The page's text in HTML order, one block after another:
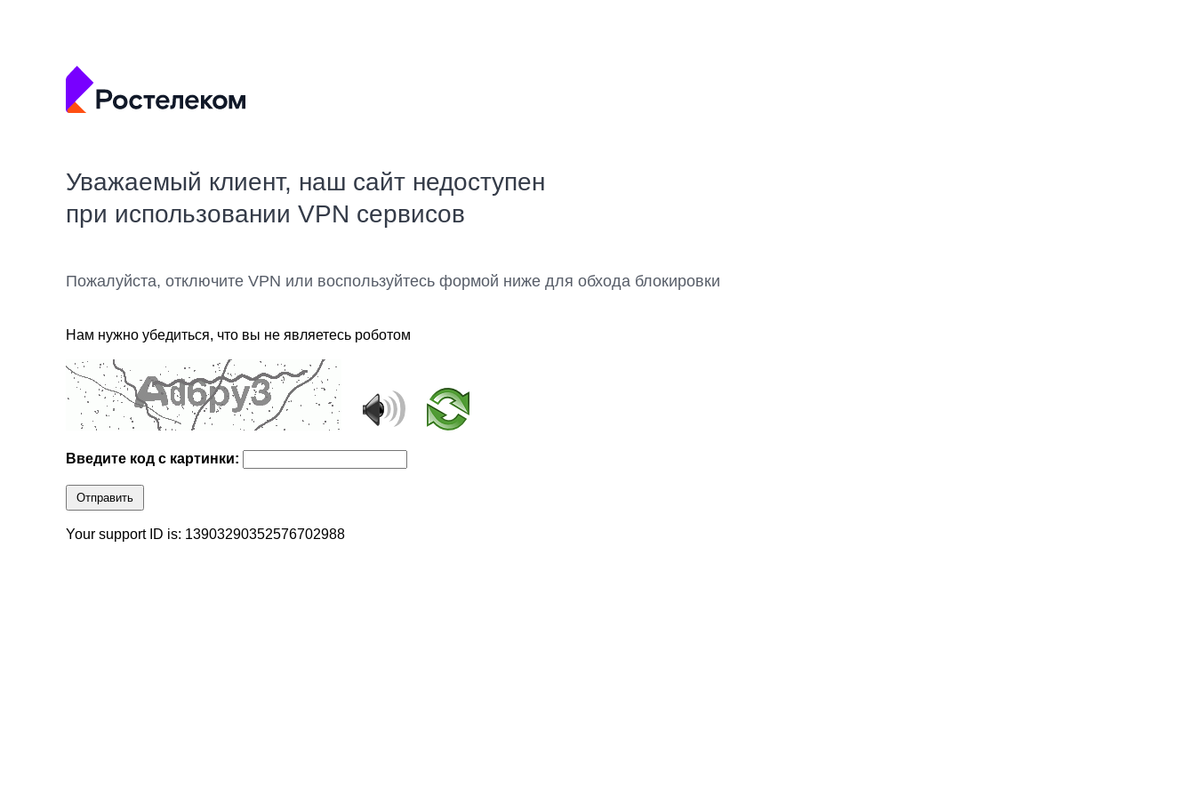
Уважаемый клиент, наш сайт недоступен
при использовании VPN сервисов
Пожалуйста, отключите VPN или воспользуйтесь формой ниже для обхода блокировки
Нам нужно убедиться, что вы не являетесь роботом
Введите код с картинки:
Отправить
Your support ID is: 13903290352576702988